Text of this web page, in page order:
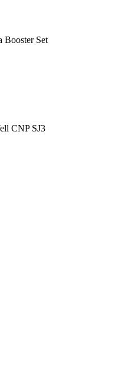
Booster Set
CNP SJ3